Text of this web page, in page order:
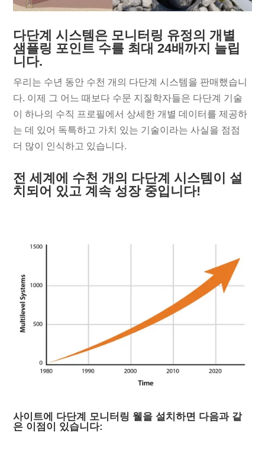
다단계 시스템은 모니터링 유정의 개별
샘플링 포인트 수를 최대 24배까지 늘립
니다.
우리는 수년 동안 수천 개의 다단계 시스템을 판매했습니
다. 이제 그 어느 때보다 수문 지질학자들은 다단계 기술
이 하나의 수직 프로필에서 상세한 개별 데이터를 제공하
는 데 있어 독특하고 가치 있는 기술이라는 사실을 점점
더 많이 인식하고 있습니다.
전 세계에 수천 개의 다단계 시스템이 설
치되어 있고 계속 성장 중입니다!
사이트에 다단계 모니터링 웰을 설치하면 다음과 같
은 이점이 있습니다: